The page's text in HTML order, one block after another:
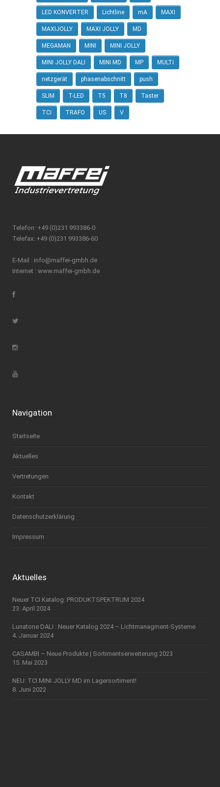
LED KONVERTER Lichtline mA MAXI
MAXIJOLLY MAXI JOLLY MD
MEGAMAN MINI MINI JOLLY
MINI JOLLY DALI MINI MD MP MULTI
netzgerät phasenabschnitt push
SLIM T-LED T5 T8 Taster
TCI TRAFO US V
Telefon: +49 (0)231 993386-0
Telefax: +49 (0)231 993386-60
E-Mail : info@maffei-gmbh.de
Internet : www.maffei-gmbh.de
Navigation
Startseite
Aktuelles
Vertretungen
Kontakt
Datenschutzerklärung
Impressum
Aktuelles
Neuer TCI Katalog: PRODUKTSPEKTRUM 2024
23. April 2024
Lunatone DALI : Neuer Katalog 2024 – Lichtmanagment-Systeme
4. Januar 2024
CASAMBI – Neue Produkte | Sortimentserweiterung 2023
15. Mai 2023
NEU: TCI MINI JOLLY MD im Lagersortiment!
8. Juni 2022